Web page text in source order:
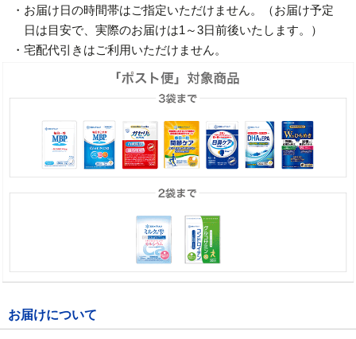
・お届け日の時間帯はご指定いただけません。（お届け予定
日は目安で、実際のお届けは1～3日前後いたします。）
・宅配代引きはご利用いただけません。
お届けについて